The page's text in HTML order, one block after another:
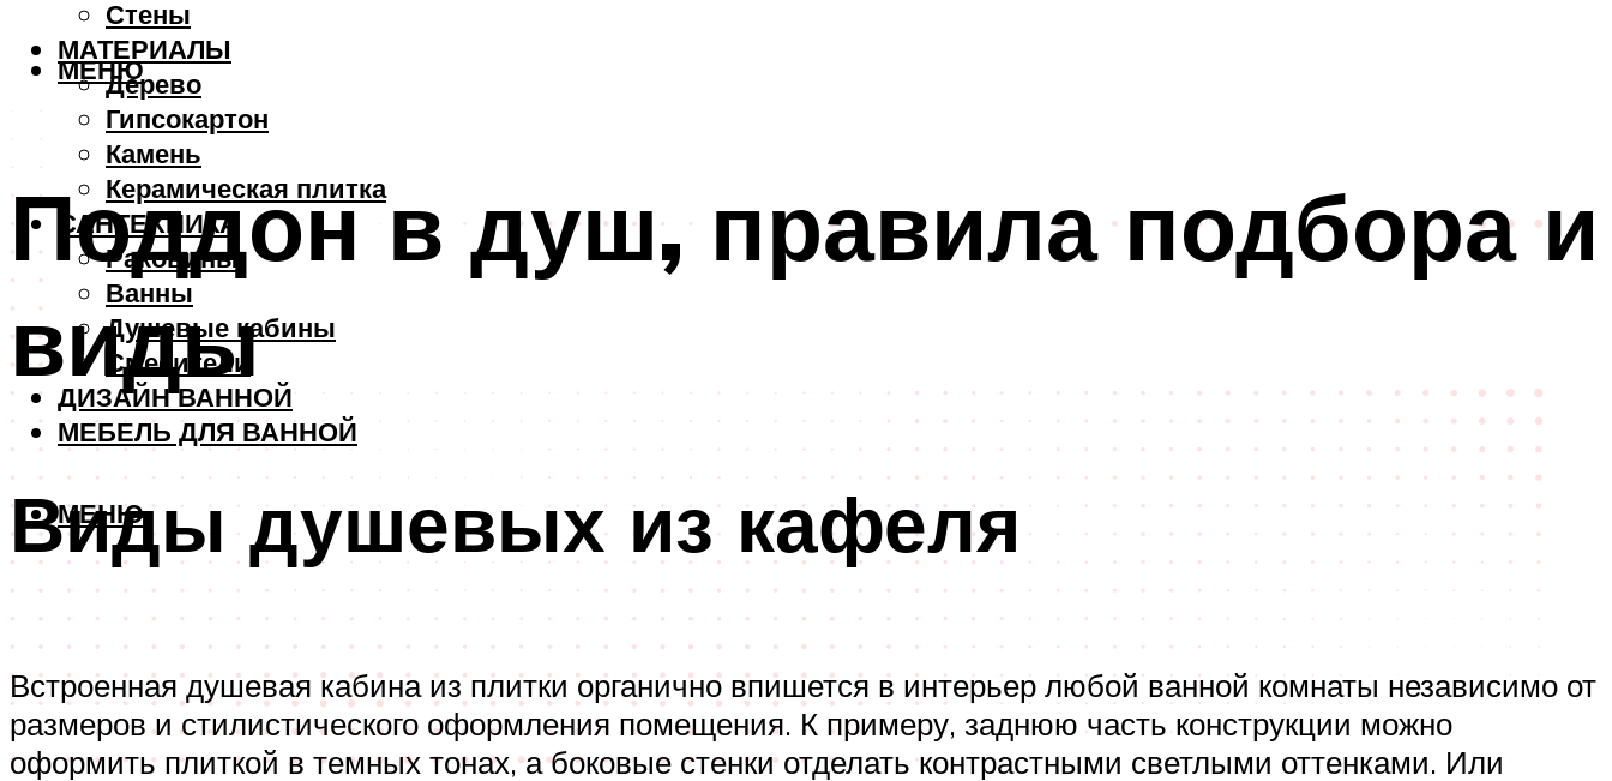
Стены
МАТЕРИАЛЫ
Дерево
Гипсокартон
Камень
Керамическая плитка
САНТЕХНИКА
Раковины
Ванны
Душевые кабины
Смесители
ДИЗАЙН ВАННОЙ
МЕБЕЛЬ ДЛЯ ВАННОЙ
МЕНЮ
МЕНЮ
Поддон в душ, правила подбора и
виды
Виды душевых из кафеля
Встроенная душевая кабина из плитки органично впишется в интерьер любой ванной комнаты независимо от
размеров и стилистического оформления помещения. К примеру, заднюю часть конструкции можно
оформить плиткой в темных тонах, а боковые стенки отделать контрастными светлыми оттенками. Или